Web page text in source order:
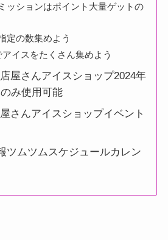
ッションはポイント大量ゲットの
定の数集めよう
イスをたくさん集めよう
屋さんアイスショップ2024年
み使用可能
さんアイスショップイベント
ツムツムスケジュールカレン